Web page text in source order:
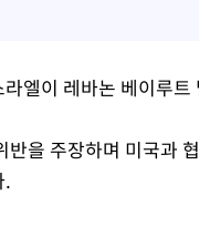
엘이 레바논 베이루
반을 주장하며 미국과
.